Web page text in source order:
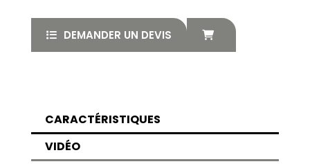
DEMANDER UN DEVIS
CARACTÉRISTIQUES
VIDÉO